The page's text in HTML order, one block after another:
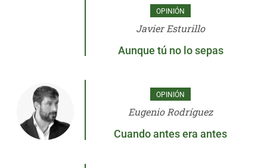
OPINIÓN
Javier Esturillo
Aunque tú no lo sepas
OPINIÓN
Eugenio Rodríguez
Cuando antes era antes